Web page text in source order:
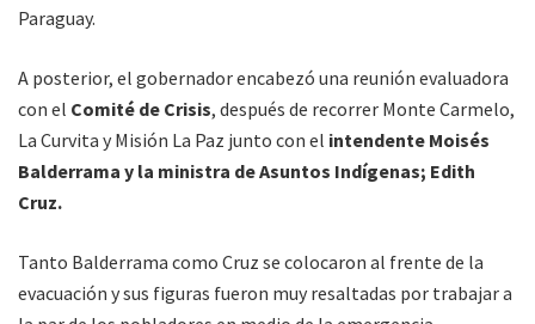
Paraguay.
A posterior, el gobernador encabezó una reunión evaluadora
con el Comité de Crisis, después de recorrer Monte Carmelo,
La Curvita y Misión La Paz junto con el intendente Moisés
Balderrama y la ministra de Asuntos Indígenas; Edith
Cruz.
Tanto Balderrama como Cruz se colocaron al frente de la
evacuación y sus figuras fueron muy resaltadas por trabajar a